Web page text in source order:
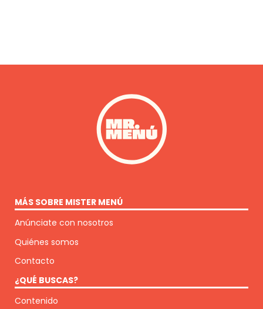
MÁS SOBRE MISTER MENÚ
Anúnciate con nosotros
Quiénes somos
Contacto
¿QUÉ BUSCAS?
Contenido